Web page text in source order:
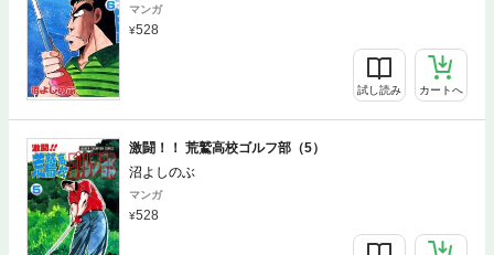
マンガ
528
試し読み カートへ
激闘！！ 荒鷲高校ゴルフ部（5）
沼よしのぶ
マンガ
528